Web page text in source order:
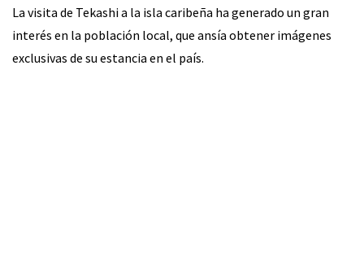
La visita de Tekashi a la isla caribeña ha generado un gran
interés en la población local, que ansía obtener imágenes
exclusivas de su estancia en el país.